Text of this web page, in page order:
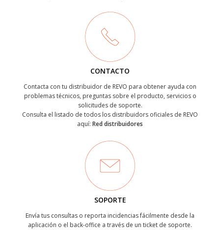
CONTACTO
Contacta con tu distribuidor de REVO para obtener ayuda con
problemas técnicos, preguntas sobre el producto, servicios o
solicitudes de soporte.
Consulta el listado de todos los distribuidors oficiales de REVO
aquí: Red distribuidores
SOPORTE
Envía tus consultas o reporta incidencias fácilmente desde la
aplicación o el back-office a través de un ticket de soporte.